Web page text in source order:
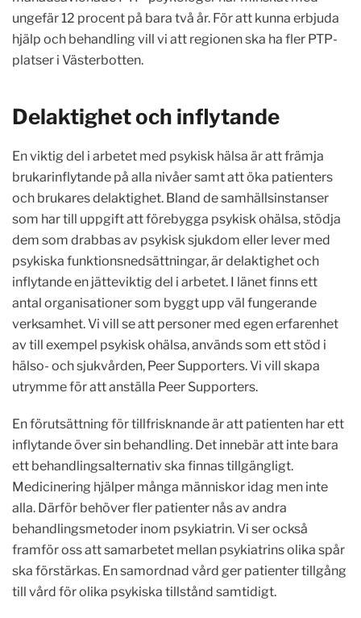
ungefär 12 procent på bara två år. För att kunna erbjuda
hjälp och behandling vill vi att regionen ska ha fler PTP-
platser i Västerbotten.
Delaktighet och inflytande
En viktig del i arbetet med psykisk hälsa är att främja
brukarinflytande på alla nivåer samt att öka patienters
och brukares delaktighet. Bland de samhällsinstanser
som har till uppgift att förebygga psykisk ohälsa, stödja
dem som drabbas av psykisk sjukdom eller lever med
psykiska funktionsnedsättningar, är delaktighet och
inflytande en jätteviktig del i arbetet. I länet finns ett
antal organisationer som byggt upp väl fungerande
verksamhet. Vi vill se att personer med egen erfarenhet
av till exempel psykisk ohälsa, används som ett stöd i
hälso- och sjukvården, Peer Supporters. Vi vill skapa
utrymme för att anställa Peer Supporters.
En förutsättning för tillfrisknande är att patienten har ett
inflytande över sin behandling. Det innebär att inte bara
ett behandlingsalternativ ska finnas tillgängligt.
Medicinering hjälper många människor idag men inte
alla. Därför behöver fler patienter nås av andra
behandlingsmetoder inom psykiatrin. Vi ser också
framför oss att samarbetet mellan psykiatrins olika spår
ska förstärkas. En samordnad vård ger patienter tillgång
till vård för olika psykiska tillstånd samtidigt.